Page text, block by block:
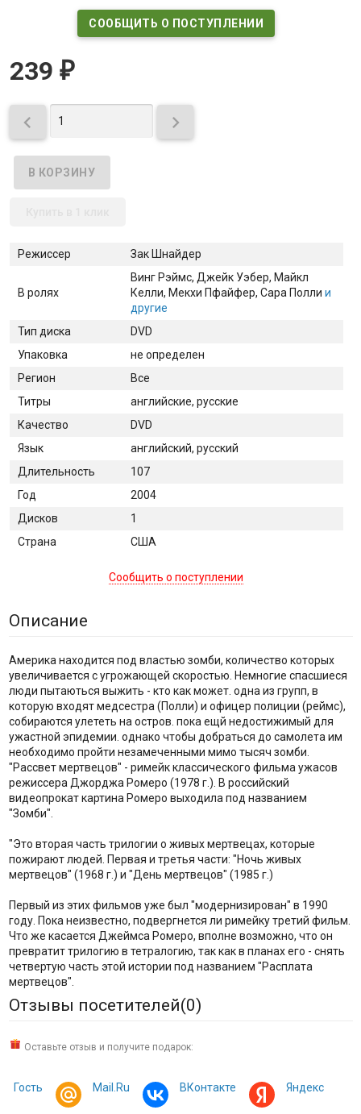
СООБЩИТЬ О ПОСТУПЛЕНИИ
239 ₽
 
Режиссер Зак Шнайдер
В ролях
Винг Рэймс, Джейк Уэбер, Майкл
Келли, Мекхи Пфайфер, Сара Полли и
другие
Тип диска
DVD
Упаковка
не определен
Регион
Все
Титры
английские, русские
Качество
DVD
Язык
английский, русский
Длительность
107
Год
2004
Дисков
1
Страна
США
Сообщить о поступлении
Описание
Америка находится под властью зомби, количество которых
увеличивается с угрожающей скоростью. Немногие спасшиеся
люди пытаються выжить - кто как может. одна из групп, в
которую входят медсестра (Полли) и офицер полиции (реймс),
собираются улететь на остров. пока ещй недостижимый для
ужастной эпидемии. однако чтобы добраться до самолета им
необходимо пройти незамеченными мимо тысяч зомби.
"Рассвет мертвецов" - римейк классического фильма ужасов
режиссера Джорджа Ромеро (1978 г.). В российский
видеопрокат картина Ромеро выходила под названием
"Зомби".
"Это вторая часть трилогии о живых мертвецах, которые
пожирают людей. Первая и третья части: "Ночь живых
мертвецов" (1968 г.) и "День мертвецов" (1985 г.)
Первый из этих фильмов уже был "модернизирован" в 1990
году. Пока неизвестно, подвергнется ли римейку третий фильм.
Что же касается Джеймса Ромеро, вполне возможно, что он
превратит трилогию в тетралогию, так как в планах его - снять
четвертую часть этой истории под названием "Расплата
мертвецов".
Отзывы посетителей(0)
Оставьте отзыв и получите подарок:
Гость Mail.Ru ВКонтакте Яндекс